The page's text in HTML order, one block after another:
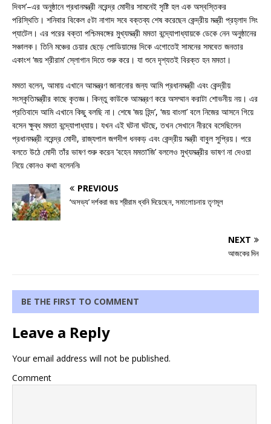
দিবস’‌–এর অনুষ্ঠানে প্রধানমন্ত্রী নরেন্দ্র মোদীর সামনেই সৃষ্টি হল এক অস্বস্তিকর
পরিস্থিতি। শনিবার বিকেল ৫টা নাগাদ সবে বক্তব্য শেষ করেছেন কেন্দ্রীয় মন্ত্রী প্রহ্লাদ সিং
প্যাটেল। এর পরের বক্তা পশ্চিমবঙ্গের মুখ্যমন্ত্রী মমতা বন্দ্যোপাধ্যায়কে ডেকে নেন অনুষ্ঠানের
সঞ্চালক। তিনি মঞ্চের চেয়ার ছেড়ে পোডিয়ামের দিকে এগোতেই সামনের সমবেত জনতার
একাংশ ‘জয় শ্রীরাম’ স্লোগান দিতে শুরু করে। যা শুনে দৃশ্যতই বিরক্ত হন মমতা।
মমতা বলেন, আমায় এখানে আমন্ত্রণ জানানোর জন্য আমি প্রধানমন্ত্রী এবং কেন্দ্রীয়
সংস্কৃতিমন্ত্রীর কাছে কৃতজ্ঞ। কিন্তু কাউকে আমন্ত্রণ করে অসম্মান করাটা শোভনীয় নয়। এর
প্রতিবাদে আমি এখানে কিছু বলছি না। শেষে ‘‌জয় হিন্দ’‌, ‘‌জয় বাংলা’‌ বলে নিজের আসনে গিয়ে
বসেন ক্ষুব্ধ মমতা বন্দ্যোপাধ্যায়। যখন এই ঘটনা ঘটছে, তখন সেখানে নীরবে বসেছিলেন
প্রধানমন্ত্রী নরেন্দ্র মোদী, রাজ্যপাল জগদীপ ধনকড় এবং কেন্দ্রীয় মন্ত্রী বাবুল সুপ্রিয়। পরে
বলতে উঠে মোদী তাঁর ভাষণ শুরু করেন ‘বহেন মমতা’জি’ বললেও মুখ্যমন্ত্রীর ভাষণ না দেওয়া
নিয়ে কোনও কথা বলেননি৷
PREVIOUS
‘অসভ্য’ দর্শকরা জয় শ্রীরাম ধ্বনি দিয়েছেন, সমালোচনায় তৃণমূল
NEXT
আজকের দিন
BE THE FIRST TO COMMENT
Leave a Reply
Your email address will not be published.
Comment